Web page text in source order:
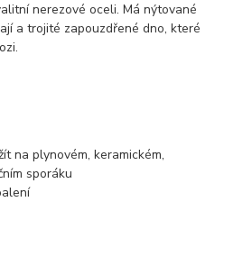
nerezové oceli. Má nýtované
a trojité zapouzdřené dno, které
na plynovém, keramickém,
sporáku